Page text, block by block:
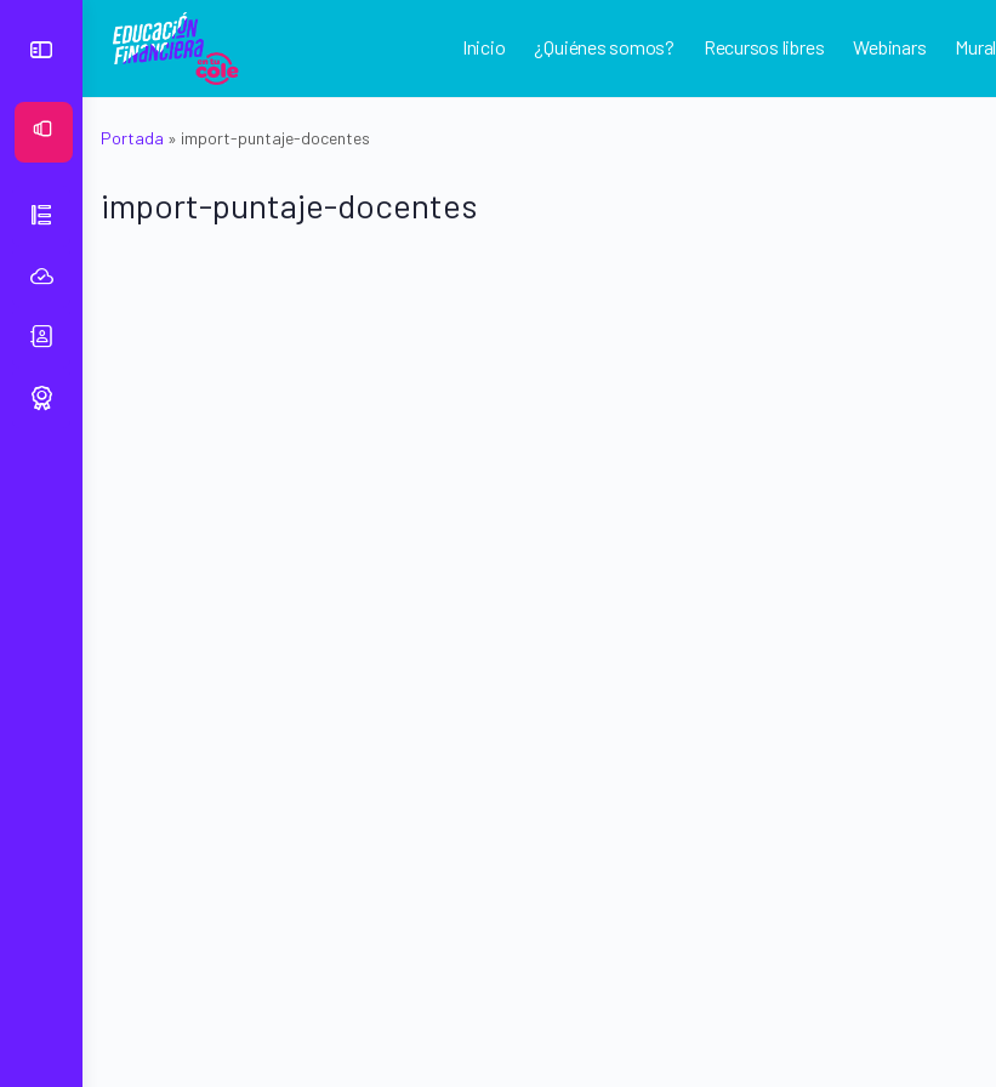
Ver Mural
Inicio ¿Quiénes somos? Recursos libres Webinars Mural
Portada » import-puntaje-docentes
import-puntaje-docentes